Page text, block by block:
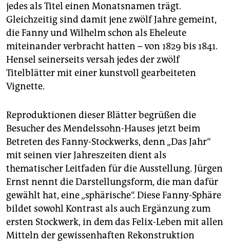
jedes als Titel einen Monatsnamen trägt.
Gleichzeitig sind damit jene zwölf Jahre gemeint,
die Fanny und Wilhelm schon als Eheleute
miteinander verbracht hatten – von 1829 bis 1841.
Hensel seinerseits versah jedes der zwölf
Titelblätter mit einer kunstvoll gearbeiteten
Vignette.
Reproduktionen dieser Blätter begrüßen die
Besucher des Mendelssohn-Hauses jetzt beim
Betreten des Fanny-Stockwerks, denn „Das Jahr“
mit seinen vier Jahreszeiten dient als
thematischer Leitfaden für die Ausstellung. Jürgen
Ernst nennt die Darstellungsform, die man dafür
gewählt hat, eine „sphärische“. Diese Fanny-Sphäre
bildet sowohl Kontrast als auch Ergänzung zum
ersten Stockwerk, in dem das Felix-Leben mit allen
Mitteln der gewissenhaften Rekonstruktion